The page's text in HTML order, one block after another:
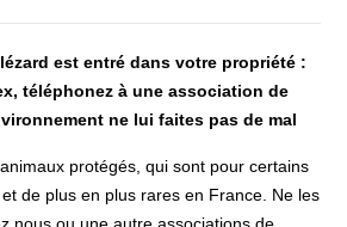
est entré dans votre propriété :
téléphonez à une association de
ne lui faites pas de mal
protégés, qui sont pour certains
et de plus en plus rares en France. Ne les